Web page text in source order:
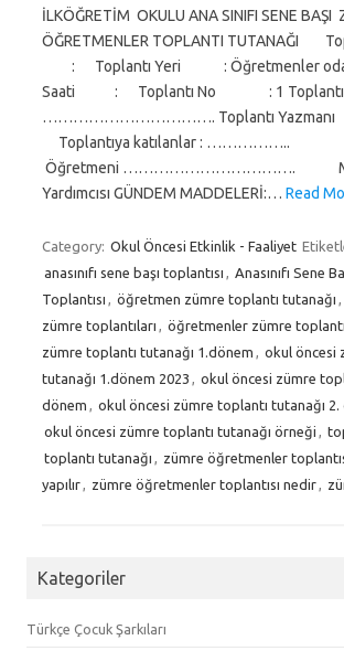
İLKÖĞRETİM OKULU ANA SINIFI SENE BAŞI
ÖĞRETMENLER TOPLANTI TUTANAĞI
: Toplantı Yeri : Öğretmenler
Saati : Toplantı No : 1 Toplantı
……………………………. Toplantı
Toplantıya katılanlar : ……………..
Öğretmeni …………………………….
Yardımcısı GÜNDEM MADDELERİ:… Read
Category: Okul Öncesi Etkinlik - Faaliyet
anasınıfı sene başı toplantısı
Anasınıfı Sene
Toplantısı
öğretmen zümre toplantı tutanağı
zümre toplantıları
öğretmenler zümre
zümre toplantı tutanağı 1.dönem
okul öncesi
tutanağı 1.dönem 2023
okul öncesi zümre
dönem
okul öncesi zümre toplantı tutanağı 2.
okul öncesi zümre toplantı tutanağı örneği
toplantı tutanağı
zümre öğretmenler
yapılır
zümre öğretmenler toplantısı nedir
Kategoriler
Türkçe Çocuk Şarkıları